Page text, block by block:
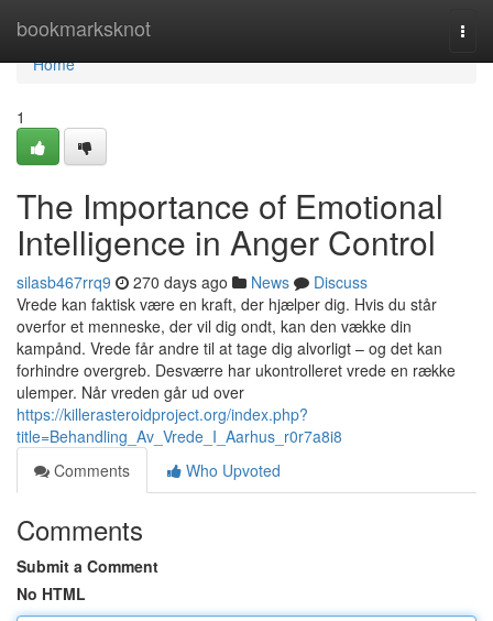
bookmarksknot
Home
Home
1
The Importance of Emotional
Intelligence in Anger Control
silasb467rrq9 270 days ago News
Discuss
Vrede kan faktisk være en kraft, der hjælper dig. Hvis du står
overfor et menneske, der vil dig ondt, kan den vække din
kampånd. Vrede får andre til at tage dig alvorligt – og det kan
forhindre overgreb. Desværre har ukontrolleret vrede en række
ulemper. Når vreden går ud over
https://killerasteroidproject.org/index.php?
title=Behandling_Av_Vrede_I_Aarhus_r0r7a8i8
Comments
Who Upvoted
Comments
Submit a Comment
No HTML